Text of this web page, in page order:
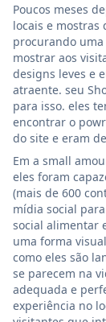
Poucos meses
locais e mostras
procurando
mostrar aos
designs leves e
atraente. seu
para isso. eles
encontrar o
do site e eram
Em a small
eles foram
(mais de 600
mídia social
social alimentar
uma forma
como eles são
se parecem na
adequada e
experiência no